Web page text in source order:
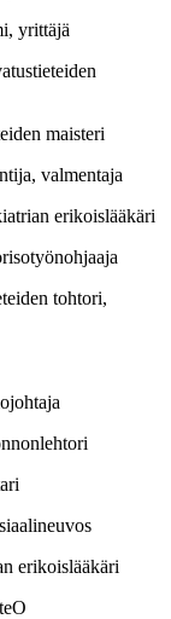
maisteri
valmentaja
erikoislääkäri
tohtori,